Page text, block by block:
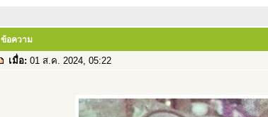
ข้อความ
เมื่อ: 01 ส.ค. 2024, 05:22